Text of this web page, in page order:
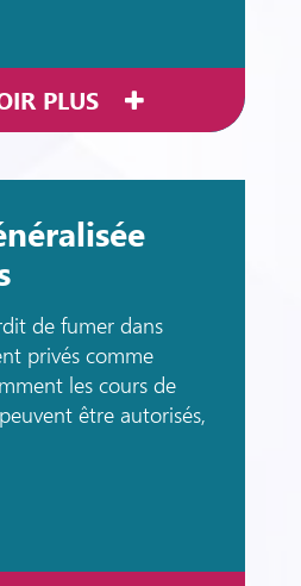
PLUS
de fumer dans
privés comme
les cours de
être autorisés,